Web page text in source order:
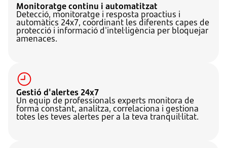
Monitoratge continu i automatitzat
Detecció, monitoratge i resposta proactius i
automàtics 24x7, coordinant les diferents capes de
protecció i informació d'intel·ligència per bloquejar
amenaces.
Gestió d'alertes 24x7
Un equip de professionals experts monitora de
forma constant, analitza, correlaciona i gestiona
totes les teves alertes per a la teva tranquil·litat.